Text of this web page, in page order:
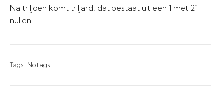
Na triljoen komt triljard, dat bestaat uit een 1 met 21
nullen.
Tags: No tags